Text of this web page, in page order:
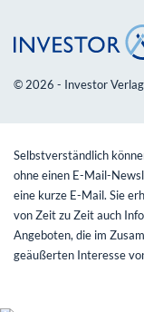
© 2026 - Investor Verlag
Selbstverständlich
ohne einen E-Mail-
eine kurze E-Mail. Sie
von Zeit zu Zeit auch
Angeboten, die im
geäußerten Interesse